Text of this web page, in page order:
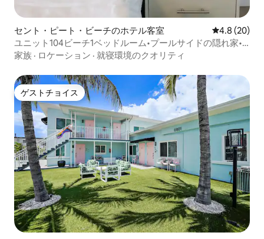
セント・ピート・ビーチのホテル客室 レビュー20
4.8 (20)
ユニット104ビーチ1ベッドルーム•プールサイドの隠れ家•
簡易キッチン
家族 · ロケーション · 就寝環境のクオリティ
ゲストチョイス
ゲストチョイス